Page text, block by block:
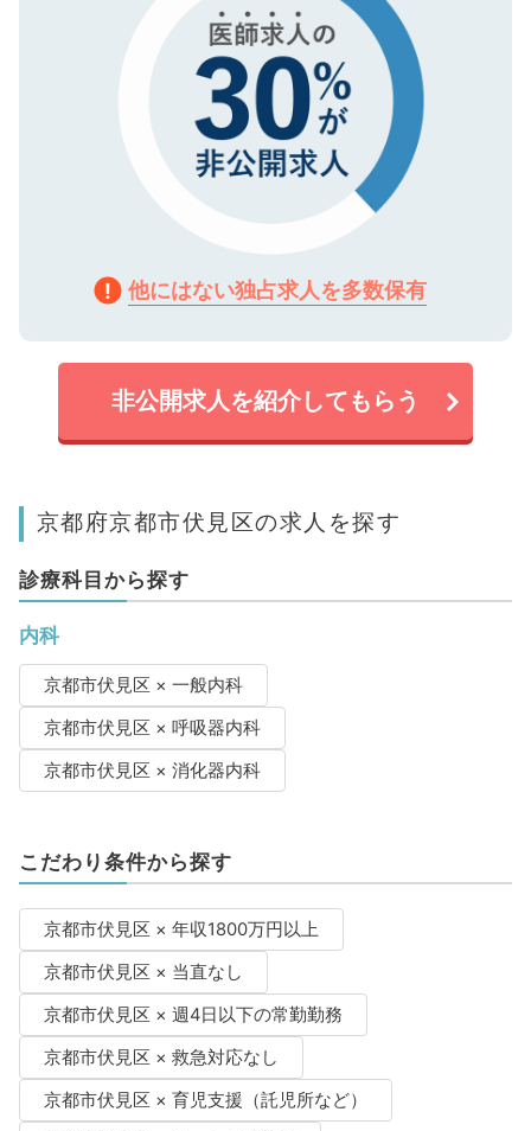
他にはない独占求人を多数保有
非公開求人を紹介してもらう
京都府京都市伏見区の求人を探す
診療科目から探す
内科
京都市伏見区 × 一般内科
京都市伏見区 × 呼吸器内科
京都市伏見区 × 消化器内科
こだわり条件から探す
京都市伏見区 × 年収1800万円以上
京都市伏見区 × 当直なし
京都市伏見区 × 週4日以下の常勤勤務
京都市伏見区 × 救急対応なし
京都市伏見区 × 育児支援（託児所など）